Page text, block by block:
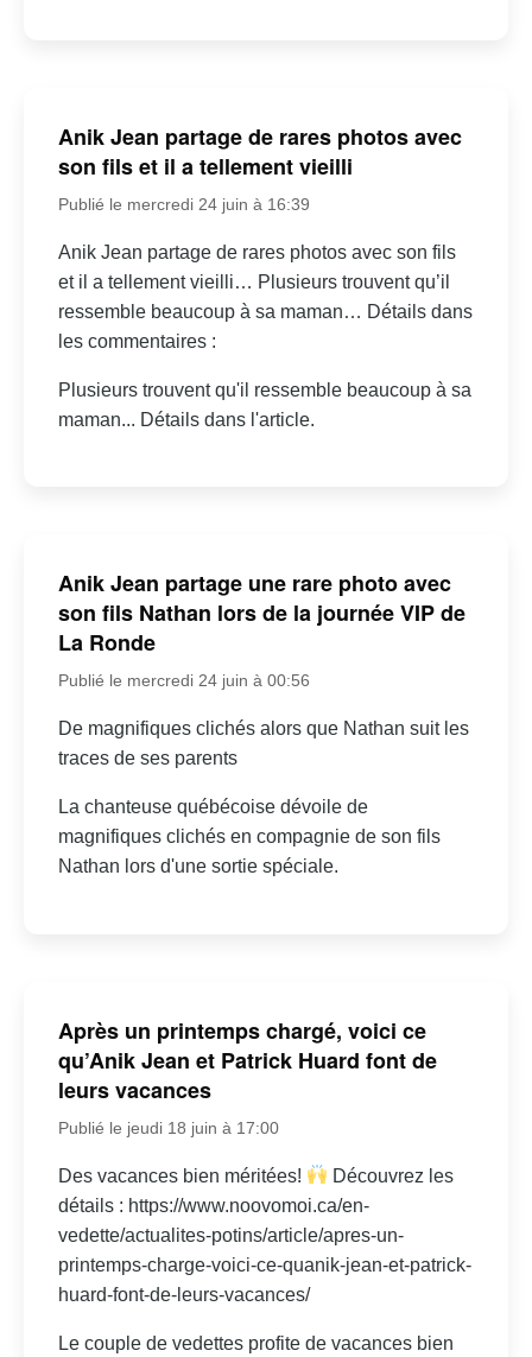
Anik Jean partage de rares photos avec
son fils et il a tellement vieilli
Publié le mercredi 24 juin à 16:39
Anik Jean partage de rares photos avec son fils
et il a tellement vieilli… Plusieurs trouvent qu’il
ressemble beaucoup à sa maman… Détails dans
les commentaires :
Plusieurs trouvent qu'il ressemble beaucoup à sa
maman... Détails dans l'article.
Anik Jean partage une rare photo avec
son fils Nathan lors de la journée VIP de
La Ronde
Publié le mercredi 24 juin à 00:56
De magnifiques clichés alors que Nathan suit les
traces de ses parents
La chanteuse québécoise dévoile de
magnifiques clichés en compagnie de son fils
Nathan lors d'une sortie spéciale.
Après un printemps chargé, voici ce
qu’Anik Jean et Patrick Huard font de
leurs vacances
Publié le jeudi 18 juin à 17:00
Des vacances bien méritées!
Découvrez les
détails : https://www.noovomoi.ca/en-
vedette/actualites-potins/article/apres-un-
printemps-charge-voici-ce-quanik-jean-et-patrick-
huard-font-de-leurs-vacances/
Le couple de vedettes profite de vacances bien